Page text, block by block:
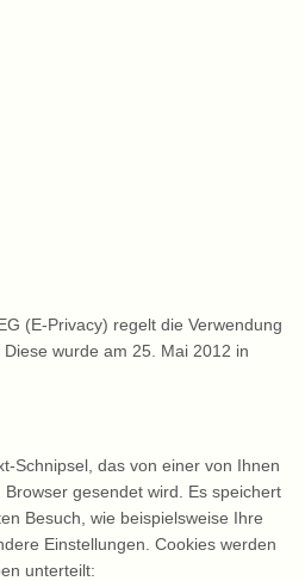
(E-Privacy) regelt die Verwendung
wurde am 25. Mai 2012 in
Schnipsel, das von einer von Ihnen
gesendet wird. Es speichert
Besuch, wie beispielsweise Ihre
Einstellungen. Cookies werden
unterteilt: